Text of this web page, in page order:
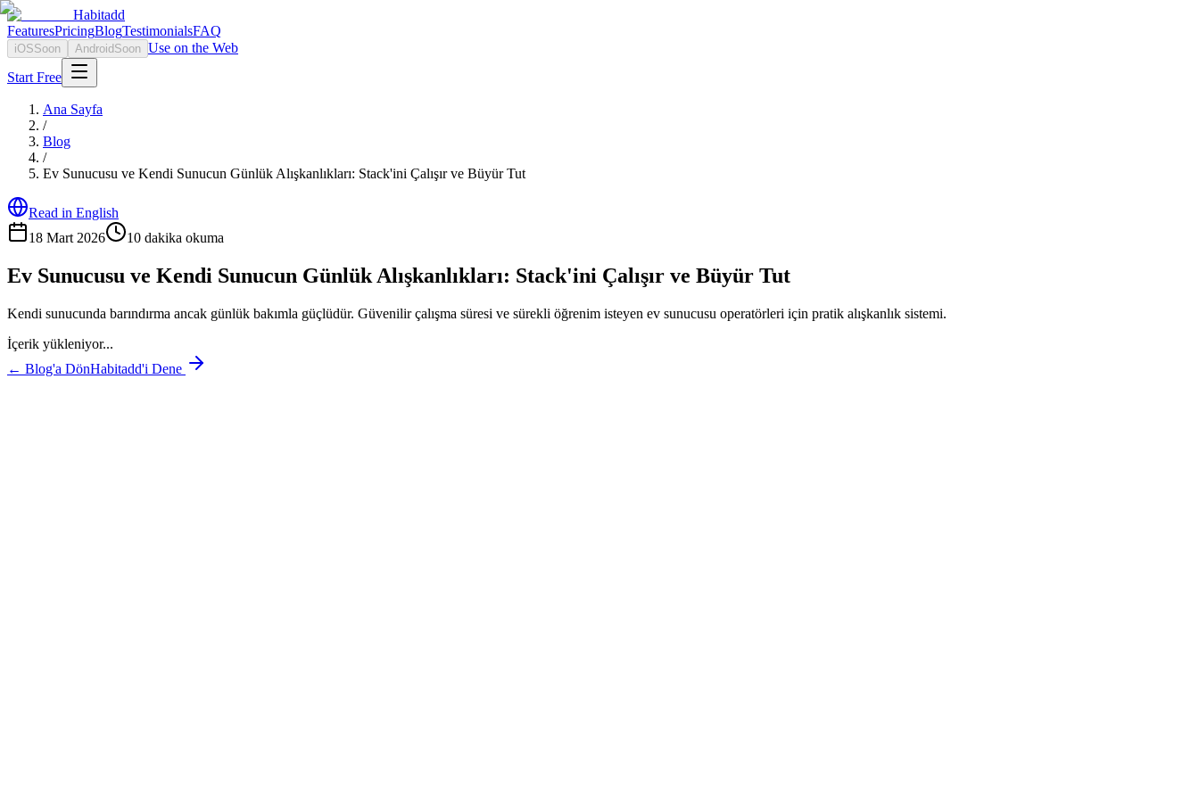
Habitadd
FeaturesPricingBlogTestimonialsFAQ
iOSSoon Android Soon Use on the Web
Start Free
Ana Sayfa
/
Blog
/
Ev Sunucusu ve Kendi Sunucun Günlük Alışkanlıkları: Stack'ini Çalışır ve Büyür Tut
Read in English
18 Mart 2026
10 dakika okuma
Ev Sunucusu ve Kendi Sunucun Günlük Alışkanlıkları: Stack'ini Çalışır ve Büyür Tut
Kendi sunucunda barındırma ancak günlük bakımla güçlüdür. Güvenilir çalışma süresi ve sürekli öğrenim isteyen ev sunucusu operatörleri için pratik alışkanlık sistemi.
İçerik yükleniyor...
← Blog'a DönHabitadd'i Dene